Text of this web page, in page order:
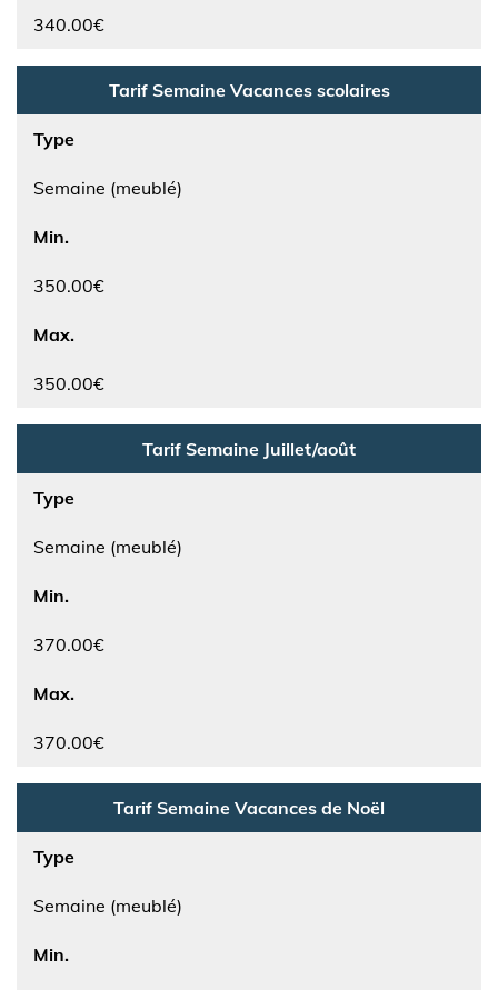
340.00€
Tarif Semaine Vacances scolaires
Type
Semaine (meublé)
Min.
350.00€
Max.
350.00€
Tarif Semaine Juillet/août
Type
Semaine (meublé)
Min.
370.00€
Max.
370.00€
Tarif Semaine Vacances de Noël
Type
Semaine (meublé)
Min.